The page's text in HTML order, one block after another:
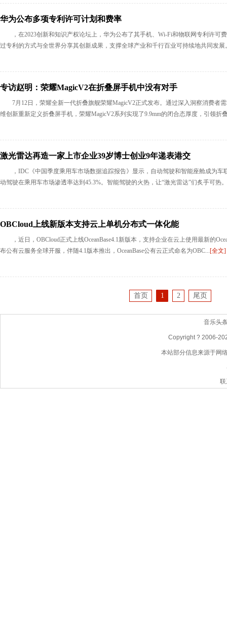
华为公布多项专利许可计划和费率
，在2023创新和知识产权论坛上，华为公布了其手机、Wi-Fi和物联网专利许可
过专利的方式与全世界分享其创新成果，支撑全球产业和千行百业可持续地共同发
专访赵明：荣耀MagicV2在折叠屏手机中没有对手
7月12日，荣耀全新一代折叠旗舰荣耀MagicV2正式发布。通过深入洞察消费者
维创新重新定义折叠屏手机，荣耀MagicV2系列实现了9.9mm的闭合态厚度，引领折
激光雷达再造一家上市企业39岁博士创业9年递表港交
，IDC《中国季度乘用车市场数据追踪报告》显示，自动驾驶和智能座舱成为
动驾驶在乘用车市场渗透率达到45.3%。智能驾驶的火热，让“激光雷达”们炙手可热
OBCloud上线新版本支持云上单机分布式一体化能
，近日，OBCloud正式上线OceanBase4.1新版本，支持企业在云上使用最新的
布公有云服务全球开服，伴随4.1版本推出，OceanBase公有云正式命名为OBC...[全文]
首页 1 2 尾页
音乐头
Copyright ? 2006-
本站部分信息来源于网